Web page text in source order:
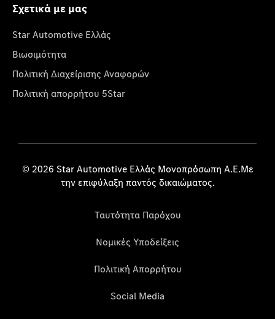
Σχετικά με μας
Star Automotive Ελλάς
Βιωσιμότητα
Πολιτική Διαχείρισης Αναφορών
Πολιτική απορρήτου 5Star
© 2026 Star Automotive Ελλάς Μονοπρόσωπη Α.Ε.Με
την επιφύλαξη παντός δικαιώματος.
Ταυτότητα Παρόχου
Νομικές Υποδείξεις
Πολιτική Απορρήτου
Social Media